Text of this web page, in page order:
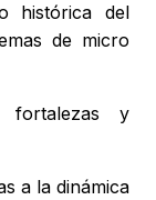
histórica del
de micro
fortalezas y
a la dinámica